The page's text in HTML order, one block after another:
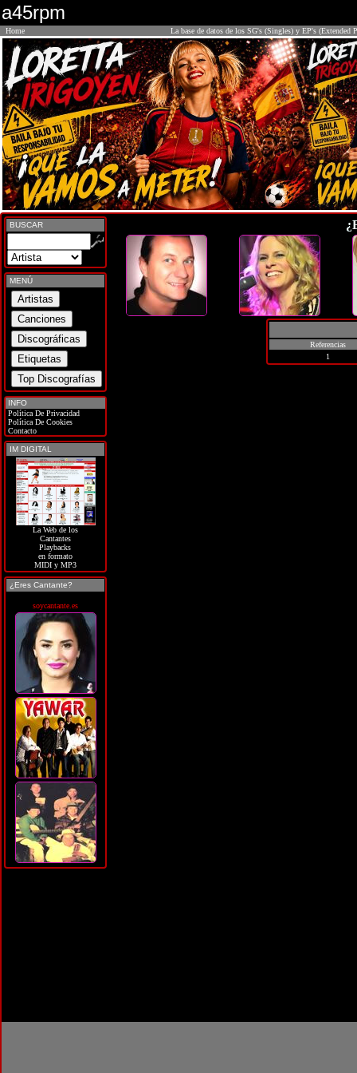
a45rpm
Home La base de datos de los SG's (Singles) y EP's (Extended
BUSCAR
MENÚ
INFO
Política De Privacidad
Política De Cookies
Contacto
IM DIGITAL
La Web de los
Cantantes
Playbacks
en formato
MIDI y MP3
¿Eres Cantante?
soycantante.es
Referencias
1